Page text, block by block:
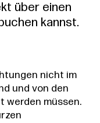
über einen
kannst.
nicht im
und von den
werden müssen.